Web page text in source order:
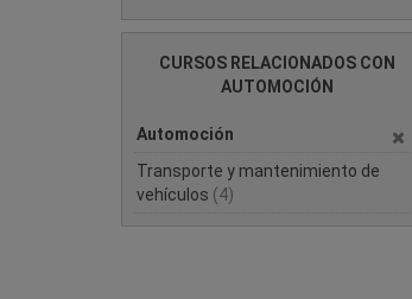
CURSOS RELACIONADOS CON
AUTOMOCIÓN
Automoción
Transporte y mantenimiento de
vehículos (4)